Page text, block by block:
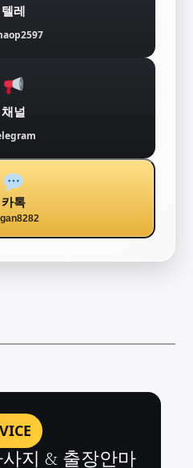
텔레
채널
카톡
지 & 출장안마